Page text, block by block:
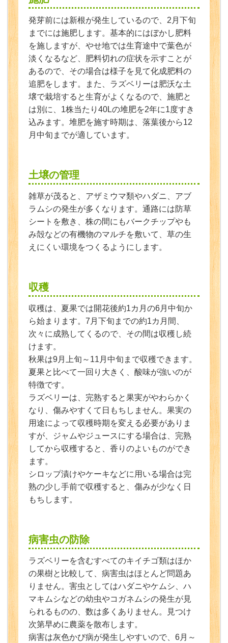
発芽前には新根が発生しているので、2月下旬
までには施肥します。基本的にはぼかし肥料
を施しますが、やせ地では生育途中で葉色が
淡くなるなど、肥料切れの症状を示すことが
あるので、その場合は様子を見て化成肥料の
追肥をします。また、ラズベリーは肥沃な土
壌で栽培すると生育がよくなるので、施肥と
は別に、1株当たり40Lの堆肥を2年に1度すき
込みます。堆肥を施す時期は、落葉後から12
月中旬までが適しています。
土壌の管理
雑草が茂ると、アザミウマ類やハダニ、アブ
ラムシの発生が多くなります。通路には防草
シートを敷き、株の間にもバークチップやも
み殻などの有機物のマルチを敷いて、草の生
えにくい環境をつくるようにします。
収穫
収穫は、夏果では開花後約1カ月の6月中旬か
ら始まります。7月下旬までの約1カ月間、
次々に成熟してくるので、その間は収穫し続
けます。
秋果は9月上旬～11月中旬まで収穫できます。
夏果と比べて一回り大きく、酸味が強いのが
特徴です。
ラズベリーは、完熟すると果実がやわらかく
なり、傷みやすくて日もちしません。果実の
用途によって収穫時期を変える必要がありま
すが、ジャムやジュースにする場合は、完熟
してから収穫すると、香りのよいものができ
ます。
シロップ漬けやケーキなどに用いる場合は完
熟の少し手前で収穫すると、傷みが少なく日
もちします。
病害虫の防除
ラズベリーを含むすべてのキイチゴ類はほか
の果樹と比較して、病害虫はほとんど問題あ
りません。害虫としてはハダニやケムシ、ハ
マキムシなどの幼虫やコガネムシの発生が見
られるものの、数は多くありません。見つけ
次第早めに農薬を散布します。
病害は灰色かび病が発生しやすいので、6月～